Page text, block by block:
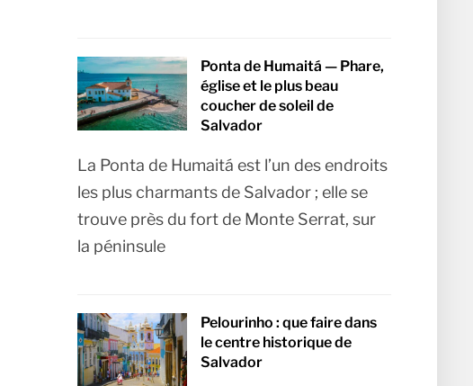
Ponta de Humaitá — Phare,
église et le plus beau
coucher de soleil de
Salvador
La Ponta de Humaitá est l’un des endroits
les plus charmants de Salvador ; elle se
trouve près du fort de Monte Serrat, sur
la péninsule
Pelourinho : que faire dans
le centre historique de
Salvador